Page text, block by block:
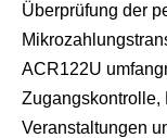
Überprüfung der
ACR122U
Zugangskontrolle,
Veranstaltungen